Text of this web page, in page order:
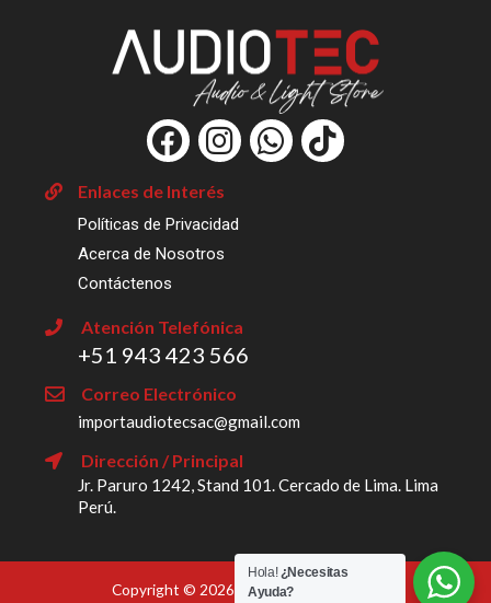
Dirección / Principal
Jr. Paruro 1242, Stand 101. Cercado de Lima. Lima
Perú.
Atención Telefónica
‎+51 943 423 566
Correo Electrónico
importaudiotecsac@gmail.com
Enlaces de Interés
Políticas de Privacidad
Acerca de Nosotros
Contáctenos
F
a
c
e
b
o
o
k
I
n
s
t
a
r
a
W
h
T
i
Copyright © 2026 Import Audiotec SAC
Hola!¿Necesitas
Ayuda?